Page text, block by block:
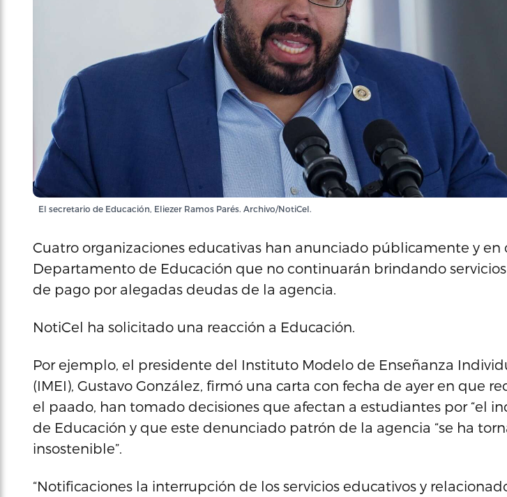
El secretario de Educación, Eliezer Ramos Parés. Archivo/NotiCel.
Cuatro organizaciones educativas han anunciado públicamente y en
Departamento de Educación que no continuarán brindando
de pago por alegadas deudas de la agencia.
NotiCel ha solicitado una reacción a Educación.
Por ejemplo, el presidente del Instituto Modelo de Enseñanza
(IMEI), Gustavo González, firmó una carta con fecha de ayer en que
el paado, han tomado decisiones que afectan a estudiantes por “el
de Educación y que este denunciado patrón de la agencia “se ha
insostenible”.
“Notificaciones la interrupción de los servicios educativos y